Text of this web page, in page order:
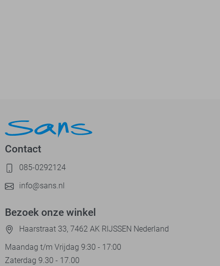
Contact
085-0292124
info@sans.nl
Bezoek onze winkel
Haarstraat 33, 7462 AK RIJSSEN Nederland
Maandag t/m Vrijdag 9:30 - 17:00
Zaterdag 9.30 - 17.00